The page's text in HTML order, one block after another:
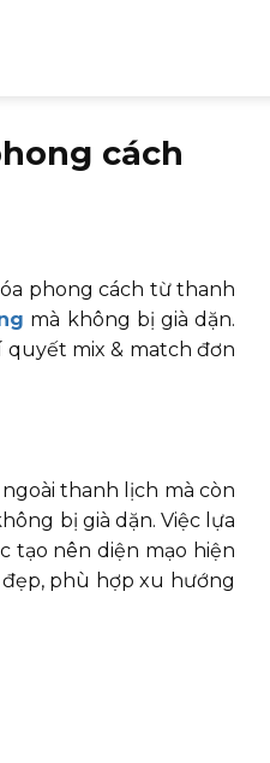
cách
phong cách từ thanh
mà không bị già dặn.
mix & match đơn
thanh lịch mà còn
bị già dặn. Việc lựa
tạo nên diện mạo hiện
phù hợp xu hướng